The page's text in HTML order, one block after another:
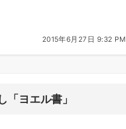
2015年6月27日 9:32 PM
「ヨエル書」